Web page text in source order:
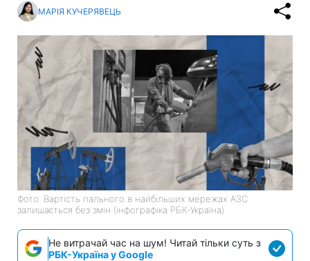
МАРІЯ КУЧЕРЯВЕЦЬ
Фото: Вартість пального в найбільших мережах АЗС
залишається без змін (інфографіка РБК-Україна)
Не витрачай час на шум! Читай тільки суть з
РБК-Україна у Google